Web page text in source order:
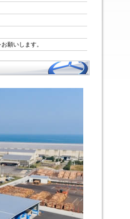
願いします。